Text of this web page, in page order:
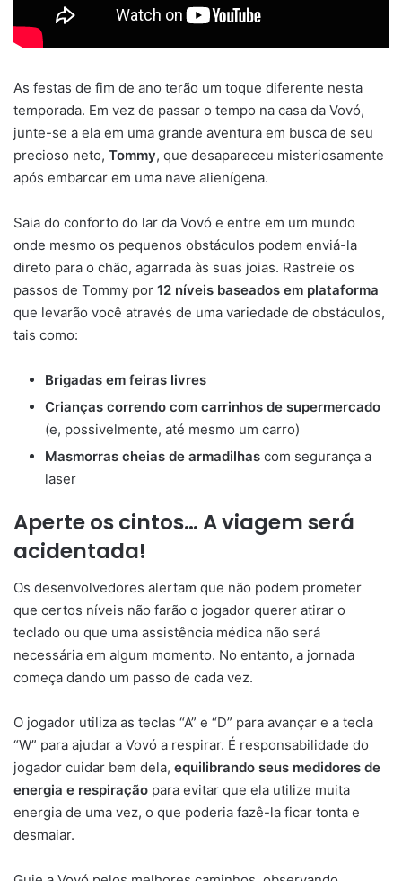
As festas de fim de ano terão um toque diferente nesta
temporada. Em vez de passar o tempo na casa da Vovó,
junte-se a ela em uma grande aventura em busca de seu
precioso neto, Tommy, que desapareceu misteriosamente
após embarcar em uma nave alienígena.
Saia do conforto do lar da Vovó e entre em um mundo
onde mesmo os pequenos obstáculos podem enviá-la
direto para o chão, agarrada às suas joias. Rastreie os
passos de Tommy por 12 níveis baseados em plataforma
que levarão você através de uma variedade de obstáculos,
tais como:
Brigadas em feiras livres
Crianças correndo com carrinhos de supermercado
(e, possivelmente, até mesmo um carro)
Masmorras cheias de armadilhas com segurança a
laser
Aperte os cintos… A viagem será
acidentada!
Os desenvolvedores alertam que não podem prometer
que certos níveis não farão o jogador querer atirar o
teclado ou que uma assistência médica não será
necessária em algum momento. No entanto, a jornada
começa dando um passo de cada vez.
O jogador utiliza as teclas “A” e “D” para avançar e a tecla
“W” para ajudar a Vovó a respirar. É responsabilidade do
jogador cuidar bem dela, equilibrando seus medidores de
energia e respiração para evitar que ela utilize muita
energia de uma vez, o que poderia fazê-la ficar tonta e
desmaiar.